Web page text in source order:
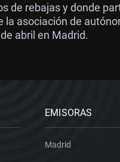
de rebajas y donde
la asociación de
abril en Madrid.
EMISORAS
Madrid